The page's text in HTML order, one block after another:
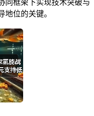
同框架下实现技术突破与
地位的关键。